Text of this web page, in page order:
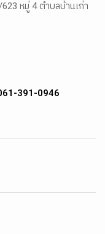
หมู่ 4 ตำบลบ้านเก่า
391-0946